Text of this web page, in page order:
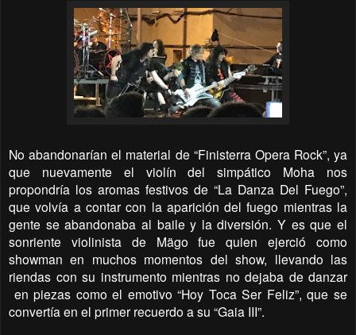
No abandonarían el material de “Finisterra Opera Rock”, ya
que nuevamente el violín del simpático Moha nos
propondría los aromas festivos de “La Danza Del Fuego”,
que volvía a contar con la aparición del fuego mientras la
gente se abandonaba al baile y la diversión. Y es que el
sonriente violinista de Mägo fue quien ejerció como
showman en muchos momentos del show, llevando las
riendas con su instrumento mientras no dejaba de danzar
en piezas como el emotivo “Hoy Toca Ser Feliz”, que se
convertía en el primer recuerdo a su “Gaia III”.